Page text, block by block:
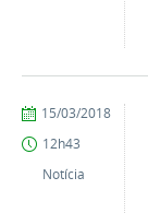
by
Paula
Batista
Published
15/03/2018
12h43
Notícia